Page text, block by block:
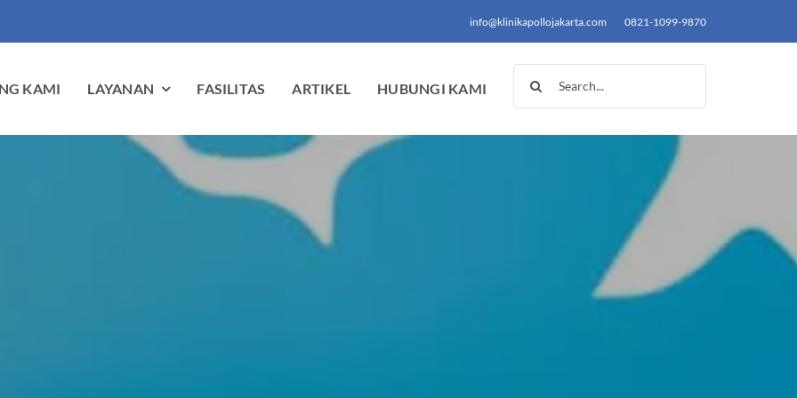
info@klinikapollojakarta.com 0821-1099-9870
KAMI LAYANAN FASILITAS ARTIKEL HUBUNGI KAMI